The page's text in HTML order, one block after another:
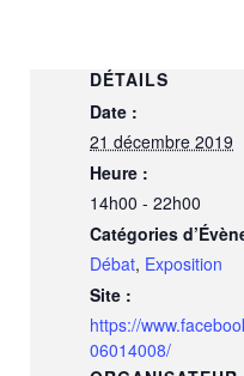
DÉTAILS
Date :
21 décembre 2019
Heure :
14h00 - 22h00
Catégories
Débat, Exposition
Site :
https://
06014008/